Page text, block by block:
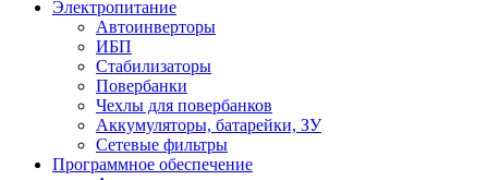
Электропитание
Автоинверторы
ИБП
Стабилизаторы
Повербанки
Чехлы для повербанков
Аккумуляторы, батарейки, ЗУ
Сетевые фильтры
Программное обеспечение